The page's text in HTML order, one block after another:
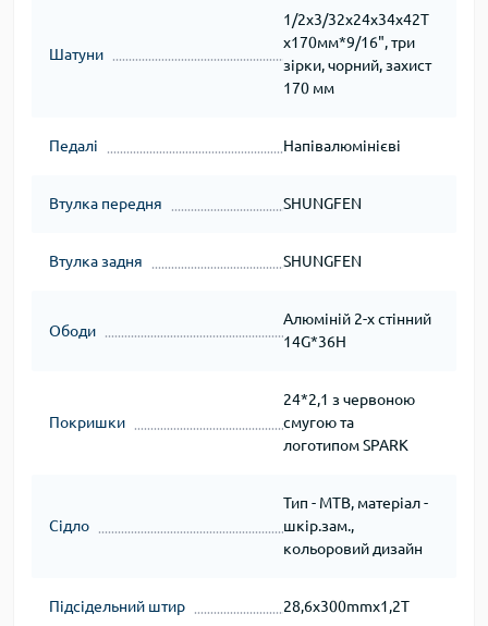
Шатуни
1/2х3/32х24х34х42T
х170мм*9/16", три
зірки, чорний, захист
170 мм
Педалі Напівалюмінієві
Втулка передня SHUNGFEN
Втулка задня SHUNGFEN
Ободи
Алюміній 2-х стінний
14G*36H
Покришки
24*2,1 з червоною
смугою та
логотипом SPARK
Сідло
Тип - MTB, матеріал -
шкір.зам.,
кольоровий дизайн
Підсідельний штир 28,6х300mmх1,2T